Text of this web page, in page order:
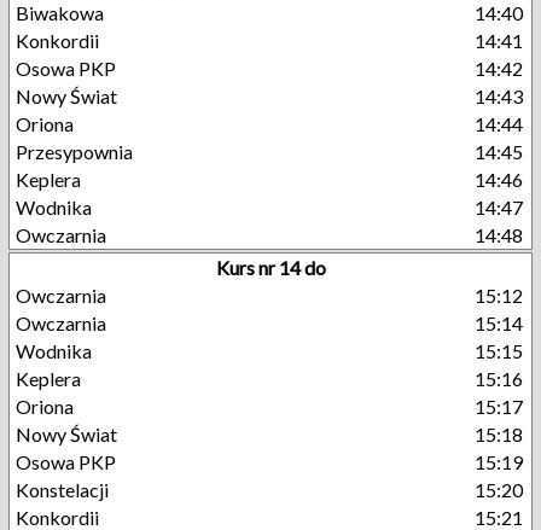
Biwakowa
14:40
Konkordii
14:41
Osowa PKP
14:42
Nowy Świat
14:43
Oriona
14:44
Przesypownia
14:45
Keplera
14:46
Wodnika
14:47
Owczarnia
14:48
Kurs nr 14 do
Owczarnia
15:12
Owczarnia
15:14
Wodnika
15:15
Keplera
15:16
Oriona
15:17
Nowy Świat
15:18
Osowa PKP
15:19
Konstelacji
15:20
Konkordii
15:21